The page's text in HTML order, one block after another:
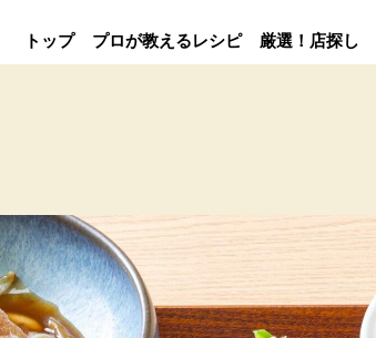
トップ プロが教えるレシピ 厳選！店探し